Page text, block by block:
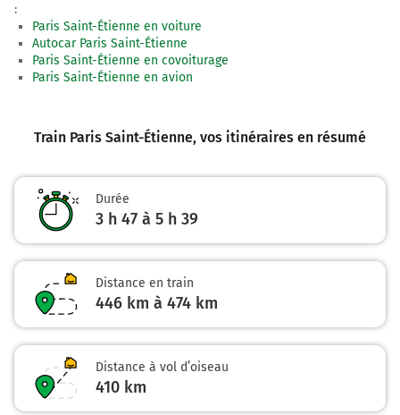
:
Paris Saint-Étienne en voiture
Autocar Paris Saint-Étienne
Paris Saint-Étienne en covoiturage
Paris Saint-Étienne en avion
Train Paris Saint-Étienne, vos itinéraires en résumé
Durée
3 h 47 à 5 h 39
Distance en train
446 km à 474 km
Distance à vol d’oiseau
410 km